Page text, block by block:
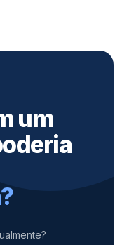
um